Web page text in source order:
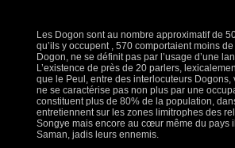
Les Dogon sont au nombre approximatif de
qu’ils y occupent , 570 comportaient moins
Dogon, ne se définit pas par l’usage d’une
L’existence de près de 20 parlers,
que le Peul, entre des interlocuteurs
ne se caractérise pas non plus par une
constituent plus de 80% de la population,
entretiennent sur les zones limitrophes des
Songye mais encore au cœur même du pays
Saman, jadis leurs ennemis.